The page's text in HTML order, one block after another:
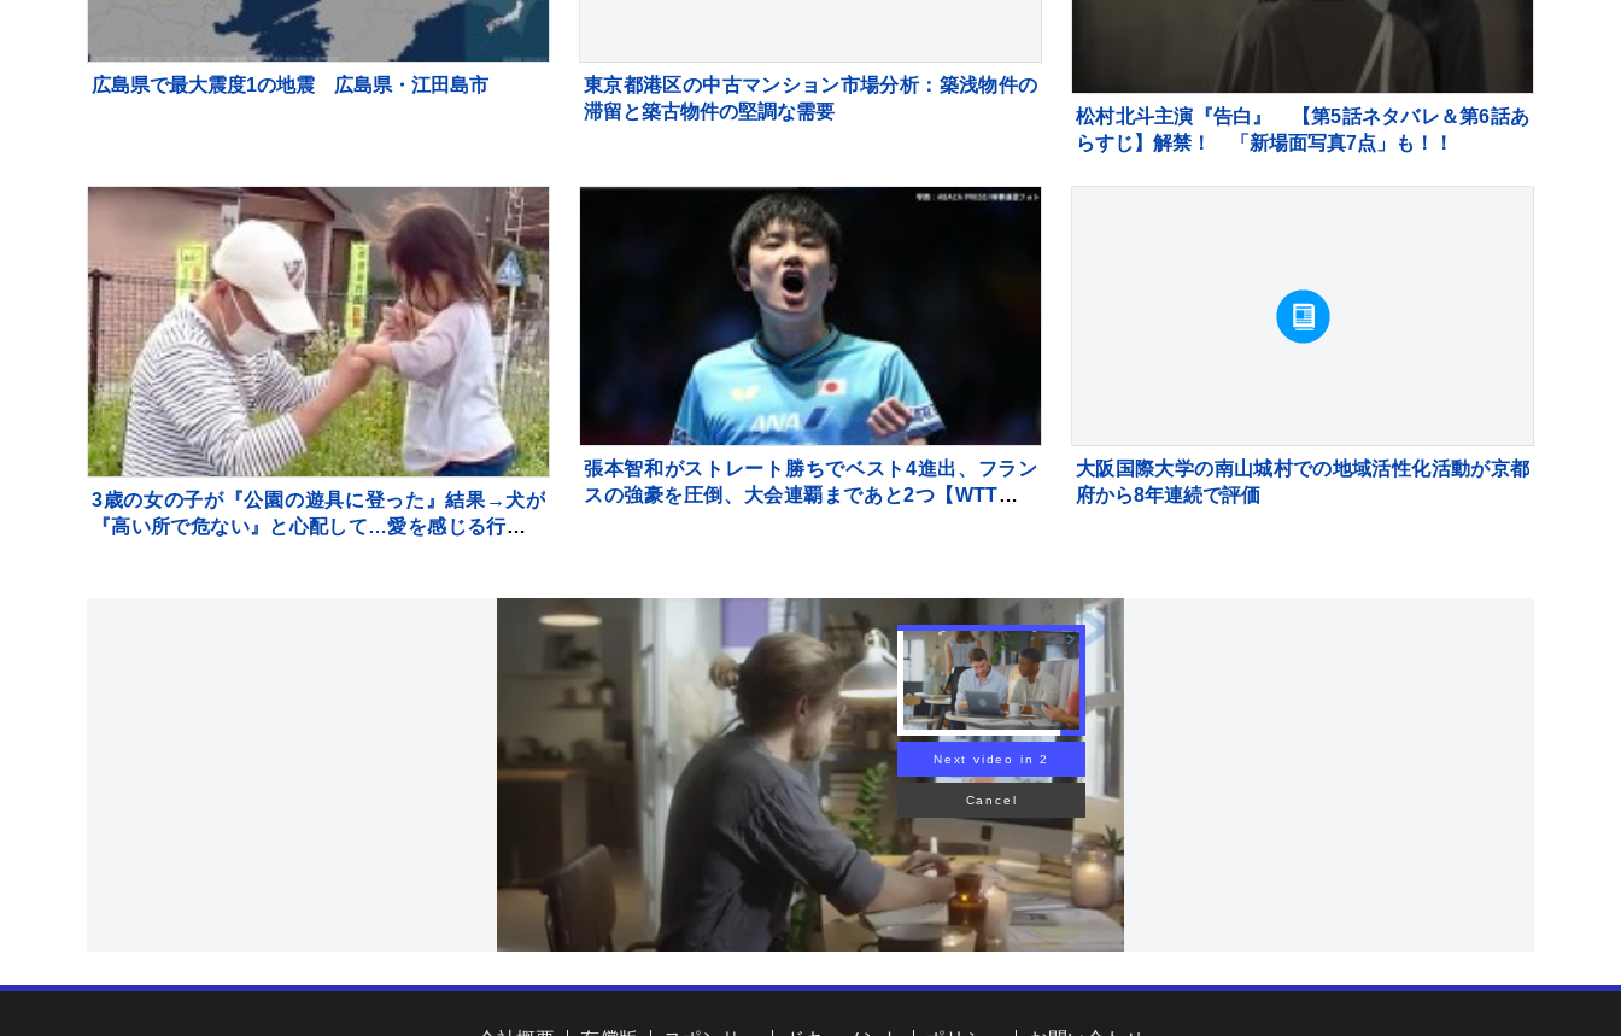
広島県で最大震度1の地震 広島県・江田島市
東京都港区の中古マンション市場分析：築浅物件の
滞留と築古物件の堅調な需要
松村北斗主演『告白』 【第5話ネタバレ＆第6話あ
らすじ】解禁！ 「新場面写真7点」も！！
3歳の女の子が『公園の遊具に登った』結果→犬が
『高い所で危ない』と心配して…愛を感じる行動に
張本智和がストレート勝ちでベスト4進出、フラン
スの強豪を圧倒、大会連覇まであと2つ【WTTチャ
大阪国際大学の南山城村での地域活性化活動が京都
府から8年連続で評価
Next video in 1
Cancel